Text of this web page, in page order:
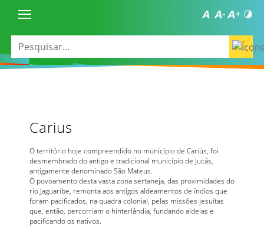
Carius
O território hoje compreendido no município de Cariús, foi
desmembrado do antigo e tradicional município de Jucás,
antigamente denominado São Mateus.
O povoamento desta vasta zona sertaneja, das proximidades do
rio Jaguaribe, remonta aos antigos aldeamentos de índios que
foram pacificados, na quadra colonial, pelas missões jesuítas
que, então, percorriam o hinterlândia, fundando aldeias e
pacificando os nativos.